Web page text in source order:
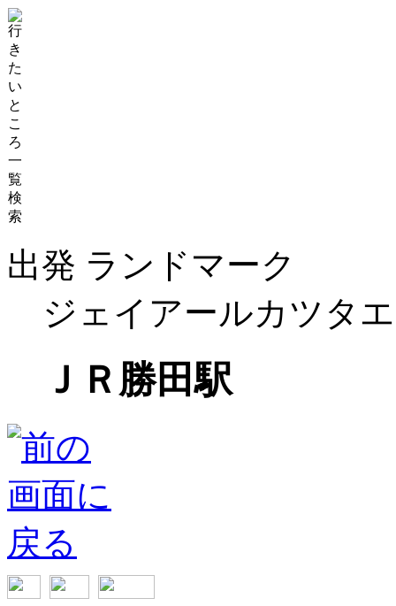
出発 ランドマーク
ジェイアールカツタ
ＪＲ勝田駅